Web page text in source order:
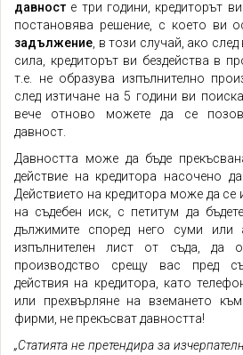
давност е три години, кредиторът
постановява решение, с което ви
задължение , в този случай, ако
сила, кредиторът ви бездейства в
т.е. не образува изпълнително
след изтичане на 5 години ви
вече отново можете да се
давност.
Давността може да бъде
действие на кредитора насочено
Действието на кредитора може да се
на съдебен иск, с петитум да
дължимите според него суми или
изпълнителен лист от съда, да
производство срещу вас пред
действия на кредитора, като
или прехвърляне на вземането
фирми, не прекъсват давността!
„Статията не претендира за